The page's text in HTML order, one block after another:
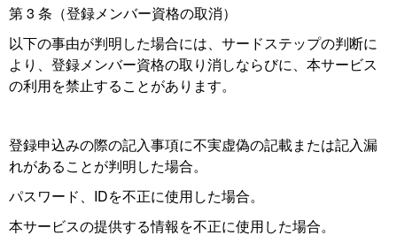
第 3 条（登録メンバー資格の取消）
以下の事由が判明した場合には、サードステップの判断に
より、登録メンバー資格の取り消しならびに、本サービス
の利用を禁止することがあります。
登録申込みの際の記入事項に不実虚偽の記載または記入漏
れがあることが判明した場合。
パスワード、IDを不正に使用した場合。
本サービスの提供する情報を不正に使用した場合。